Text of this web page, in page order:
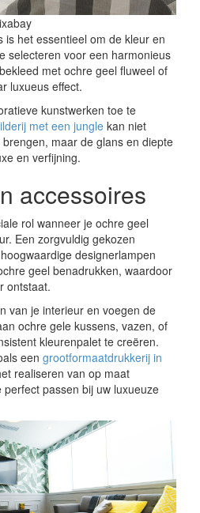
is het essentieel om de kleur en
selecteren voor een harmonieus
met ochre geel fluweel of
luxueus effect.
kunstwerken toe te
met een jungle kan niet
maar de glans en diepte
en verfijning.
accessoires
rol wanneer je ochre geel
Een zorgvuldig gekozen
designerlampen
geel benadrukken, waardoor
ontstaat.
van je interieur en voegen de
ochre gele kussens, vazen, of
kleurenpalet te creëren.
een grootformaatdrukkerij in
realiseren van op maat
passen bij uw luxueuze